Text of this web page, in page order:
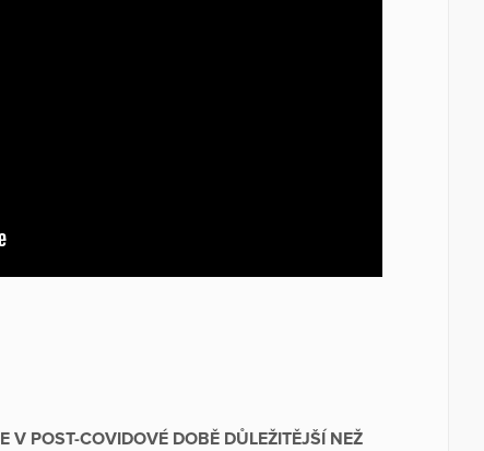
V POST-COVIDOVÉ DOBĚ DŮLEŽITĚJŠÍ NEŽ